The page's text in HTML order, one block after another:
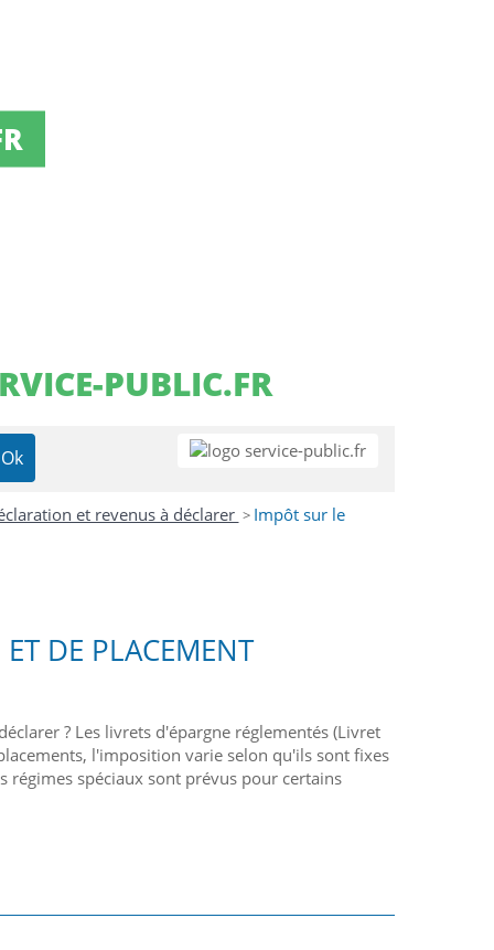
PUBLIC.FR
et revenus à déclarer > Impôt sur le
DE PLACEMENT
? Les livrets d'épargne réglementés (Livret
l'imposition varie selon qu'ils sont fixes
régimes spéciaux sont prévus pour certains